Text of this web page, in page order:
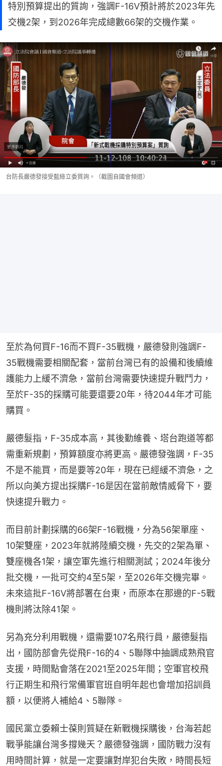
特別預算提出的質詢，強調F-16V預計將於2023年先
交機2架，到2026年完成總數66架的交機作業。
台防長嚴德發接受藍綠立委質詢。（截圖自國會頻道）
至於為何買F-16而不買F-35戰機，嚴德發則強調F-
35戰機需要相關配套，當前台灣已有的設備和後續維
護能力上緩不濟急，當前台灣需要快速提升戰鬥力，
至於F-35的採購可能要還要20年，待2044年才可能
購買。
嚴德髮指，F-35成本高，其後勤維養、塔台跑道等都
需重新規劃，預算額度亦將更高。嚴德發強調，F-35
不是不能買，而是要等20年，現在已經緩不濟急，之
所以向美方提出採購F-16是因在當前敵情威脅下，要
快速提升戰力。
而目前計劃採購的66架F-16戰機，分為56架單座、
10架雙座，2023年就將陸續交機，先交的2架為單、
雙座機各1架，讓空軍先進行相關測試；2024年後分
批交機，一批可交約4至5架，至2026年交機完畢。
未來這批F-16V將部署在台東，而原本在那邊的F-5戰
機則將汰除41架。
另為充分利用戰機，還需要107名飛行員，嚴德髮指
出，國防部會先從飛F-16的4、5聯隊中抽調成熟飛官
支援，時間點會落在2021至2025年間；空軍官校飛
行正期生和飛行常備軍官班自明年起也會增加招訓員
額，以便將人補給4、5聯隊。
國民黨立委賴士葆則質疑在新戰機採購後，台海若起
戰爭能讓台灣多撐幾天？嚴德發強調，國防戰力沒有
用時間計算，就是一定要讓對岸犯台失敗，時間長短